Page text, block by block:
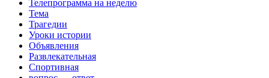
Телепрограмма на неделю
Тема
Трагедии
Уроки истории
Объявления
Развлекательная
Спортивная